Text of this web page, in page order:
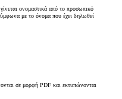
ονομαστικά από το προσωπικό
με το όνομα που έχει δηλωθεί
σε μορφή PDF και εκτυπώνονται